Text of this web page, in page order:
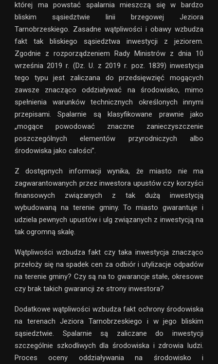
której ma powstać spalarnia mieszczą się w bardzo
bliskim sąsiedztwie linii brzegowej Jeziora
Tarnobrzeskiego. Zasadne wątpliwości i obawy wzbudza
fakt tak bliskiego sąsiedztwa inwestycji z jeziorem.
Zgodnie z rozporządzeniem Rady Ministrów z dnia 10
września 2019 r. (Dz. U. z 2019 r. poz. 1839) inwestycja
tego typu jest zaliczana do przedsięwzięć mogących
zawsze znacząco oddziaływać na środowisko, mimo
spełnienia warunków technicznych określonych innymi
przepisami. Spalarnie są klasyfikowane prawnie jako
„mogące powodować znaczne zanieczyszczenie
poszczególnych elementów przyrodniczych albo
środowiska jako całości”.
Z dostępnych informacji wynika, że miasto nie ma
zagwarantowanych przez inwestora upustów czy korzyści
finansowych związanych z tak dużą inwestycją
wybudowaną na terenie gminy. To miasto gwarantuje i
udziela pewnych upustów i ulg związanych z inwestycją na
tak ogromną skalę.
Wątpliwości wzbudza fakt czy taka inwestycja znacząco
przełoży się na spadek cen za odbiór i utylizacje odpadów
na terenie gminy? Czy są na to gwarancje stałe, okresowe
czy brak takich gwarancji ze strony inwestora?
Dodatkowe wątpliwości wzbudza fakt ochrony środowiska
na terenach Jeziora Tarnobrzeskiego i w jego bliskim
sąsiedztwie. Spalarnie są zaliczane do inwestycji
szczególnie szkodliwych dla środowiska i zdrowia ludzi.
Proces oceny oddziaływania na środowisko i